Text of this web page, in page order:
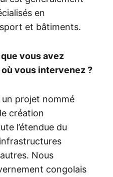
en
et bâtiments.
vous avez
vous intervenez ?
projet nommé
création
l’étendue du
Nous
congolais